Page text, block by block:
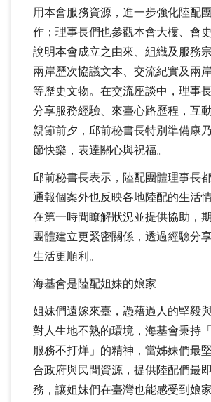
用本會服務資源，進一步強化陸配
作；理事長們也參觀本會大樓、會
說明本會成立之由來、組織及服務
兩岸歷次協議文本、交流紀實及兩
等歷史文物。在交流座談中，理事
分享服務經驗、來臺心路歷程，互
親節前夕，邱前秘書長特別準備康
節快樂，表達關心與祝福。
邱前秘書長表示，陸配團體理事長
通報個案外也反映各地陸配的生活
在第一時間瞭解狀況並提供協助，
團體建立更緊密關係，透過經驗分
生活更順利。
海基會是陸配姐妹的娘家
姐妹們遠嫁來臺，憑藉過人的堅毅
對人生地不熟的環境，海基會秉持
服務不打烊」的精神，當姊妹們最
合政府與民間資源，提供陸配們最
務，讓姐妹們在臺灣也能感受到娘家